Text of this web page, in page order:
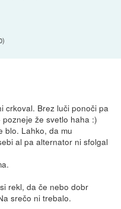
)
crkoval. Brez luči ponoči pa
že svetlo haha :)
blo. Lahko, da mu
al pa alternator ni sfolgal
rekl, da če nebo dobr
srečo ni trebalo.